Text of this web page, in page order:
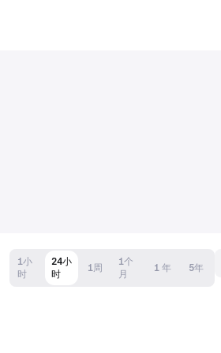
1小
时
24小
时
1周
1个
月
1 年 5年